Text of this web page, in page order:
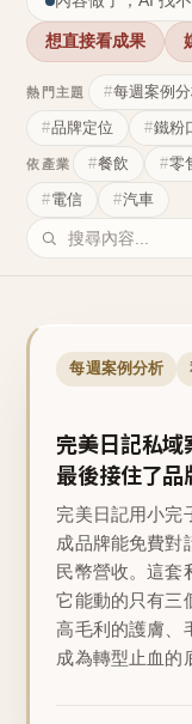
想直接看成果
熱門主題 每週案例
品牌定位
鐵粉
依產業 餐飲 零
電信
汽車
每週案例分析
完美日記私域
最後接住了品
完美日記用小完
成品牌能免費對
民幣營收。這套
它能動的只有三
高毛利的護膚、
成為轉型止血的